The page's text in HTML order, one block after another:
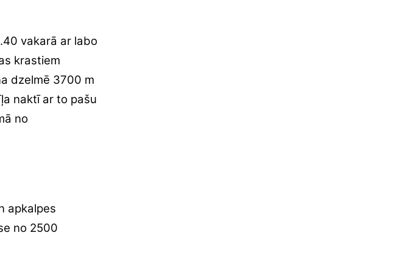
vakarā ar labo
krastiem
dzelmē 3700 m
naktī ar to pašu
no
apkalpes
no 2500